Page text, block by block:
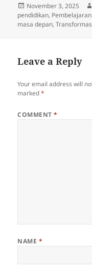
Posted
on
November 3, 2025
pendidikan,
masa depan,
Leave a Reply
Your email address will
marked*
COMMENT*
NAME *